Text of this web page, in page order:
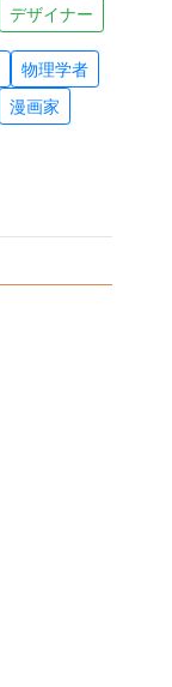
デザイナー
物理学者
漫画家